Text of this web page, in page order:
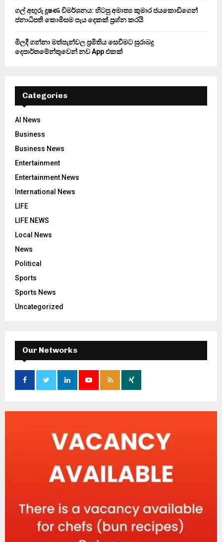
ගල් අඟුරු දූෂණ විමර්ශනය: හිටපු අමාත්‍ය කුමාර ජයකොඩිගෙන්
ජනාධිපති කොමිසම පැය දෙකක් ප්‍රශ්න කරයි
මිලදී ගන්නා මත්පැන්වල ප්‍රමිතිය සෙවීමට සුරාබදු
දෙපාර්තමේන්තුවෙන් නව App එකක්
Categories
AI News
Business
Business News
Entertainment
Entertainment News
International News
LIFE
LIFE NEWS
Local News
News
Political
Sports
Sports News
Uncategorized
Our Networks